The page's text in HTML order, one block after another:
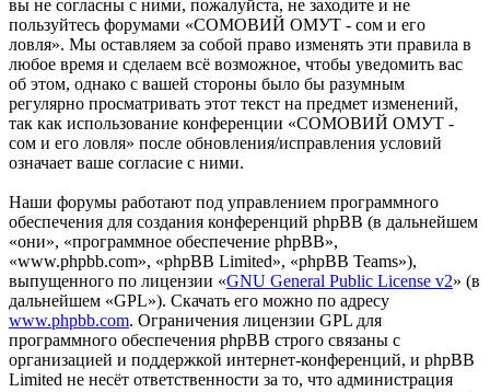
вы не согласны с ними, пожалуйста, не заходите и не
пользуйтесь форумами «СОМОВИЙ ОМУТ - сом и его
ловля». Мы оставляем за собой право изменять эти правила в
любое время и сделаем всё возможное, чтобы уведомить вас
об этом, однако с вашей стороны было бы разумным
регулярно просматривать этот текст на предмет изменений,
так как использование конференции «СОМОВИЙ ОМУТ -
сом и его ловля» после обновления/исправления условий
означает ваше согласие с ними.
Наши форумы работают под управлением программного
обеспечения для создания конференций phpBB (в дальнейшем
«они», «программное обеспечение phpBB»,
«www.phpbb.com», «phpBB Limited», «phpBB Teams»),
выпущенного по лицензии «GNU General Public License v2» (в
дальнейшем «GPL»). Скачать его можно по адресу
www.phpbb.com. Ограничения лицензии GPL для
программного обеспечения phpBB строго связаны с
организацией и поддержкой интернет-конференций, и phpBB
Limited не несёт ответственности за то, что администрация